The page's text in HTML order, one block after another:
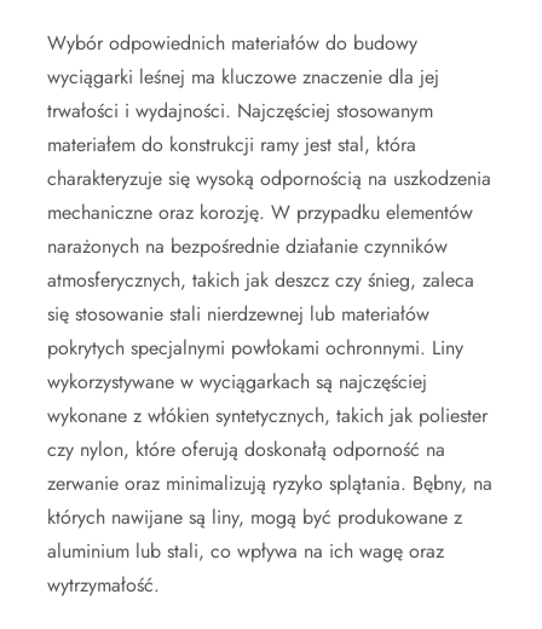
Wybór odpowiednich materiałów do budowy
wyciągarki leśnej ma kluczowe znaczenie dla jej
trwałości i wydajności. Najczęściej stosowanym
materiałem do konstrukcji ramy jest stal, która
charakteryzuje się wysoką odpornością na uszkodzenia
mechaniczne oraz korozję. W przypadku elementów
narażonych na bezpośrednie działanie czynników
atmosferycznych, takich jak deszcz czy śnieg, zaleca
się stosowanie stali nierdzewnej lub materiałów
pokrytych specjalnymi powłokami ochronnymi. Liny
wykorzystywane w wyciągarkach są najczęściej
wykonane z włókien syntetycznych, takich jak poliester
czy nylon, które oferują doskonałą odporność na
zerwanie oraz minimalizują ryzyko splątania. Bębny, na
których nawijane są liny, mogą być produkowane z
aluminium lub stali, co wpływa na ich wagę oraz
wytrzymałość.